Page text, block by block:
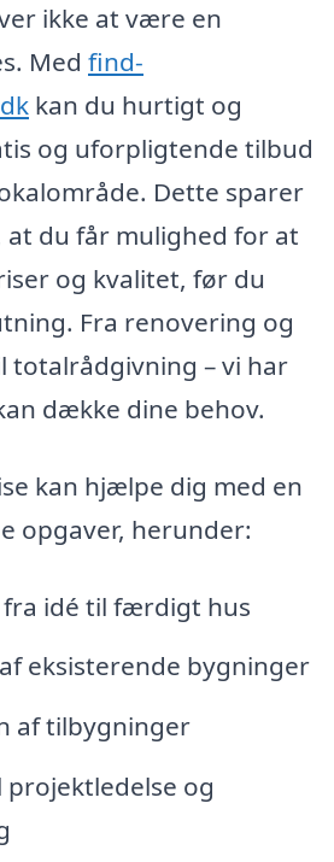
ikke at være en
Med find-
kan du hurtigt og
og uforpligtende tilbud
Dette sparer
at du får mulighed for at
og kvalitet, før du
Fra renovering og
totalrådgivning – vi har
dække dine behov.
kan hjælpe dig med en
opgaver, herunder:
fra idé til færdigt hus
eksisterende bygninger
af tilbygninger
projektledelse og